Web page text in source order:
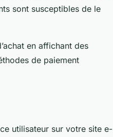
sont susceptibles de le
en affichant des
de paiement
utilisateur sur votre site e-